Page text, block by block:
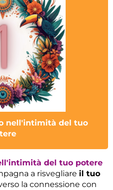
nell'intimità del tuo
del tuo potere
a risvegliare il tuo
la connessione con